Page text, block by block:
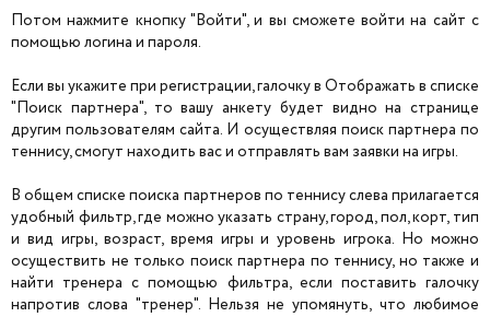
Потом нажмите кнопку "Войти", и вы сможете войти на сайт с
помощью логина и пароля.
Если вы укажите при регистрации, галочку в Отображать в списке
"Поиск партнера", то вашу анкету будет видно на странице
другим пользователям сайта. И осуществляя поиск партнера по
теннису, смогут находить вас и отправлять вам заявки на игры.
В общем списке поиска партнеров по теннису слева прилагается
удобный фильтр, где можно указать страну, город, пол, корт, тип
и вид игры, возраст, время игры и уровень игрока. Но можно
осуществить не только поиск партнера по теннису, но также и
найти тренера с помощью фильтра, если поставить галочку
напротив слова "тренер". Нельзя не упомянуть, что любимое